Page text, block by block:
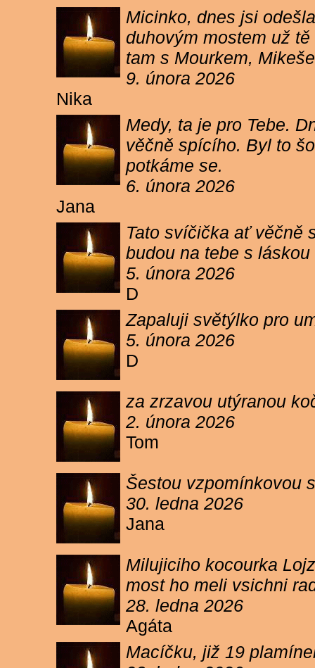
Micinko, dnes jsi
duhovým mostem už
tam s Mourkem,
9. února 2026
Nika
Medy, ta je pro Tebe.
věčně spícího. Byl to
potkáme se.
6. února 2026
Jana
Tato svíčička ať věčně
budou na tebe s
5. února 2026
D
Zapaluji světýlko pro
5. února 2026
D
za zrzavou utýranou
2. února 2026
Tom
Šestou vzpomínkovou
30. ledna 2026
Jana
Milujiciho kocourka
most ho meli vsichni
28. ledna 2026
Agáta
Macíčku, již 19